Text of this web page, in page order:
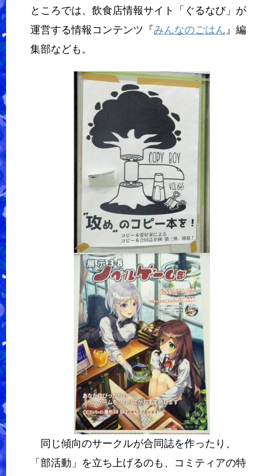
ところでは、飲食店情報サイト「ぐるなび」が
運営する情報コンテンツ『みんなのごはん』編
集部なども。
同じ傾向のサークルが合同誌を作ったり、
「部活動」を立ち上げるのも、コミティアの特